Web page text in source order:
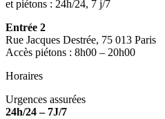
et piétons : 24h/24, 7 j/7
Entrée 2
Rue Jacques Destrée, 75 013 Paris
Accès piétons : 8h00 – 20h00
Horaires
Urgences assurées
24h/24 – 7J/7